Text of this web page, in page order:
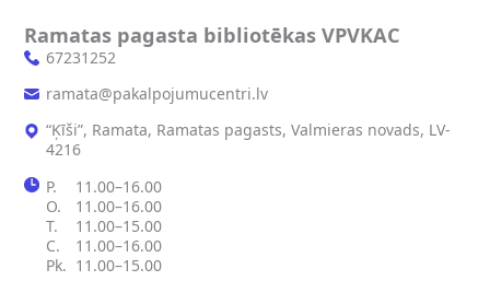
Ramatas pagasta bibliotēkas VPVKAC
67231252
ramata@pakalpojumucentri.lv
“Ķīši”, Ramata, Ramatas pagasts, Valmieras novads, LV-
4216
P.
11.00–16.00
O.
11.00–16.00
T.
11.00–15.00
C.
11.00–16.00
Pk. 11.00–15.00